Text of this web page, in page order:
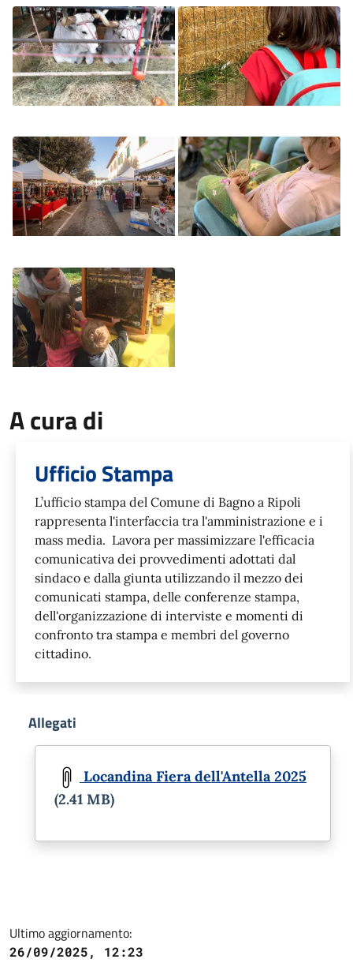
Image
Image
Image Image
Image
A cura di
Ufficio Stampa
L’ufficio stampa del Comune di Bagno a Ripoli
rappresenta l'interfaccia tra l'amministrazione e i
mass media. Lavora per massimizzare l'efficacia
comunicativa dei provvedimenti adottati dal
sindaco e dalla giunta utilizzando il mezzo dei
comunicati stampa, delle conferenze stampa,
dell'organizzazione di interviste e momenti di
confronto tra stampa e membri del governo
cittadino.
Allegati
Locandina Fiera dell'Antella 2025
(2.41 MB)
Ultimo aggiornamento:
26/09/2025, 12:23